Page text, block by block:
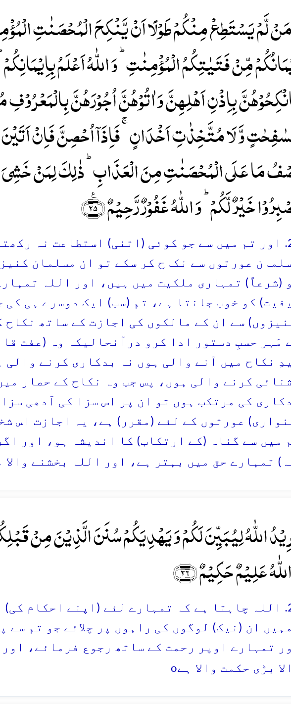
لَّمۡ یَسۡتَطِعۡ مِنۡکُمۡ طَوۡلًا اَنۡ یَّنۡکِحَ الۡمُحۡصَنٰتِ
مِّنۡ فَتَیٰتِکُمُ الۡمُؤۡمِنٰتِ ؕ وَ اللّٰہُ اَعۡلَمُ
بِاِذۡنِ اَہۡلِہِنَّ وَ اٰتُوۡہُنَّ اُجُوۡرَہُنَّ
وَّ لَا مُتَّخِذٰتِ اَخۡدَانٍ ۚ فَاِذَاۤ اُحۡصِنَّ فَاِنۡ
مَا عَلَی الۡمُحۡصَنٰتِ مِنَ الۡعَذَابِ ؕ ذٰلِکَ لِمَنۡ
خَیۡرٌ لَّکُمۡ ؕ وَ اللّٰہُ غَفُوۡرٌ رَّحِیۡمٌ ﴿٪۲۵﴾
25. اور تم میں سے جو کوئی (اتنی) استطاعت نہ
عورتوں سے نکاح کر سکے تو ان مسلمان
(شرعاً) تمہاری ملکیت میں ہیں، اور اللہ
کو خوب جانتا ہے، تم (سب) ایک دوسرے ہی کی
سے ان کے مالکوں کی اجازت کے ساتھ نکاح
مَہر حسبِ دستور ادا کرو درآنحالیکہ وہ (عفت
نکاح میں آنے والی ہوں نہ بدکاری کرنے والی
کرنے والی ہوں، پس جب وہ نکاح کے حصار
کی مرتکب ہوں تو ان پر اس سزا کی آدھی سزا
عورتوں کے لئے (مقرر) ہے، یہ اجازت اس
میں سے گناہ (کے ارتکاب) کا اندیشہ ہو، اور
تمہارے حق میں بہتر ہے، اور اللہ بخشنے والا
اللّٰہُ لِیُبَیِّنَ لَکُمۡ وَ یَہۡدِیَکُمۡ سُنَنَ الَّذِیۡنَ مِنۡ
عَلِیۡمٌ حَکِیۡمٌ ﴿۲۶﴾
26. اللہ چاہتا ہے کہ تمہارے لئے (اپنے احکام
ان (نیک) لوگوں کی راہوں پر چلائے جو تم سے
تمہارے اوپر رحمت کے ساتھ رجوع فرمائے،
بڑی حکمت والا ہےo